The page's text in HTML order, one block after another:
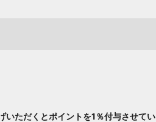
いただくとポイントを1％付与させてい